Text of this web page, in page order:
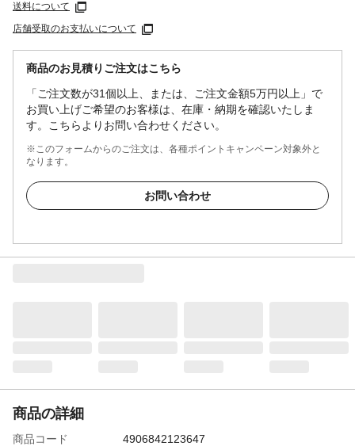
送料について
店舗受取のお支払いについて
商品のお見積りご注文はこちら
「ご注文数が31個以上、または、ご注文金額5万円以上」で
お買い上げご希望のお客様は、在庫・納期を確認いたしま
す。こちらよりお問い合わせください。
※このフォームからのご注文は、各種ポイントキャンペーン対象外と
なります。
お問い合わせ
商品の詳細
商品コード
4906842123647